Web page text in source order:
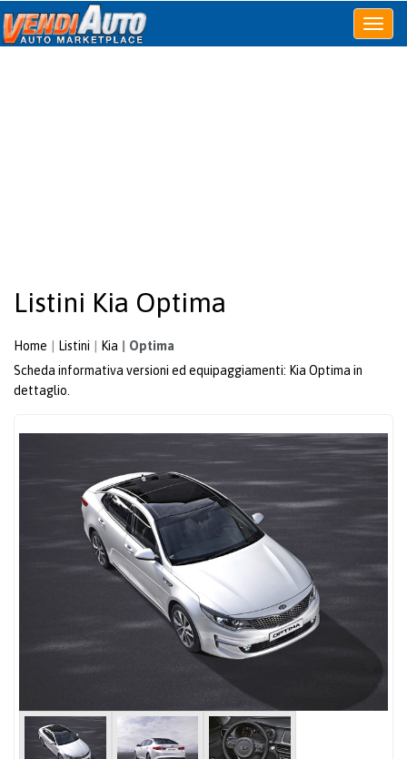
Apri
o
Listini Kia Optima
Home Listini Kia
Optima
Scheda informativa versioni ed equipaggiamenti: Kia Optima in
dettaglio.